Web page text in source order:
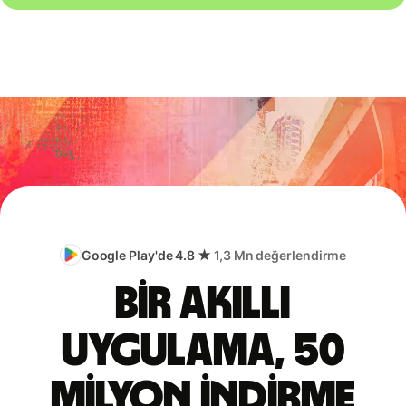
Google Play'de 4.8 ★ 1,3 Mn değerlendirme
Bir akıllı
uygulama, 50